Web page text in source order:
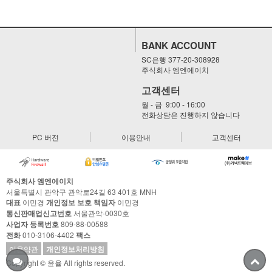
BANK ACCOUNT
SC은행 377-20-308928
주식회사 엠엔에이치
고객센터
월 - 금 9:00 - 16:00
전화상담은 진행하지 않습니다
PC 버전 이용안내 고객센터
주식회사 엠엔에이치
서울특별시 관악구 관악로24길 63 401호 MNH
대표 이민경 개인정보 보호 책임자이민경
통신판매업신고번호 서울관악-0030호
사업자 등록번호809-88-00588
전화010-3106-4402 팩스
이용약관 개인정보처리방침
Copyright © 윤율 All rights reserved.